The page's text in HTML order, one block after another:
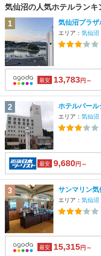
気仙沼の人気ホテルランキ
1
気仙沼プラザ
エリア： 気仙沼
最安 13,783円～
2 ホテルパー
エリア： 気仙沼
最安 9,680円～
3 サンマリン
エリア： 気仙沼
最安 15,315円～